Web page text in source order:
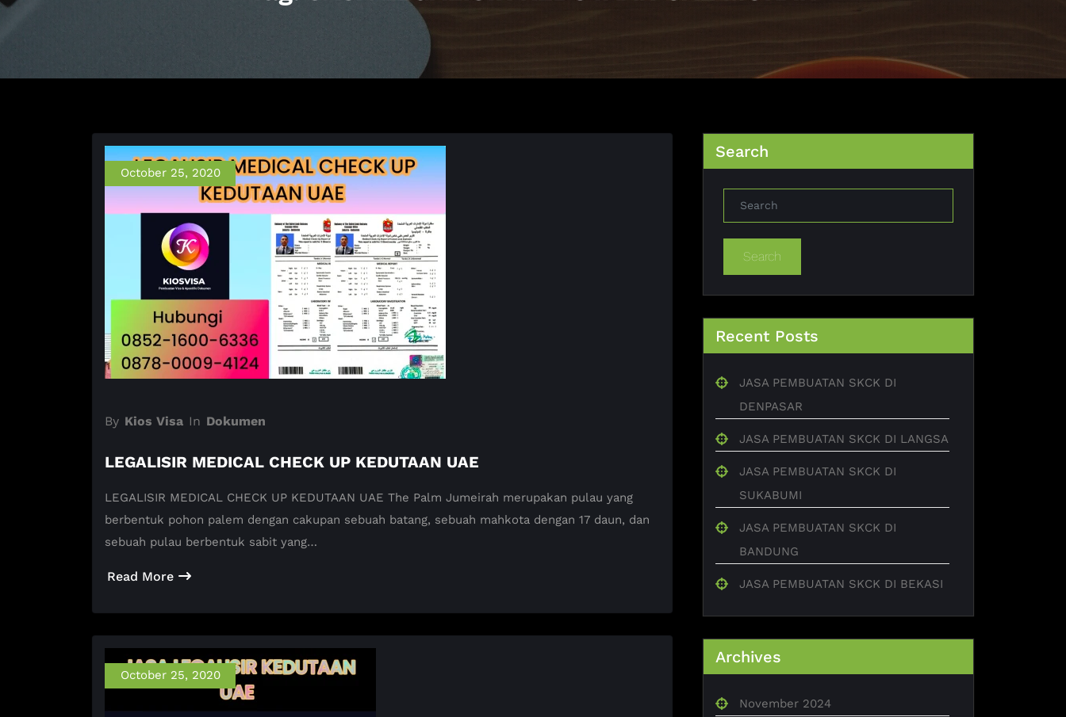
October 25, 2020
By Kios Visa In Dokumen
LEGALISIR MEDICAL CHECK UP KEDUTAAN UAE
LEGALISIR MEDICAL CHECK UP KEDUTAAN UAE The Palm Jumeirah merupakan pulau yang
berbentuk pohon palem dengan cakupan sebuah batang, sebuah mahkota dengan 17 daun, dan
sebuah pulau berbentuk sabit yang…
Read More
October 25, 2020
Search
Search
Recent Posts
JASA PEMBUATAN SKCK DI
DENPASAR
JASA PEMBUATAN SKCK DI LANGSA
JASA PEMBUATAN SKCK DI
SUKABUMI
JASA PEMBUATAN SKCK DI
BANDUNG
JASA PEMBUATAN SKCK DI BEKASI
Archives
November 2024